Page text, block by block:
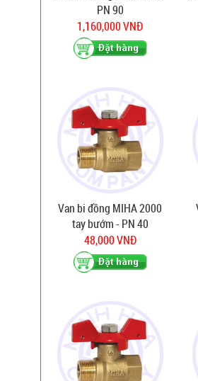
PN 90
1,160,000 VNĐ
Van bi đồng MIHA 2000
tay bướm - PN 40
48,000 VNĐ